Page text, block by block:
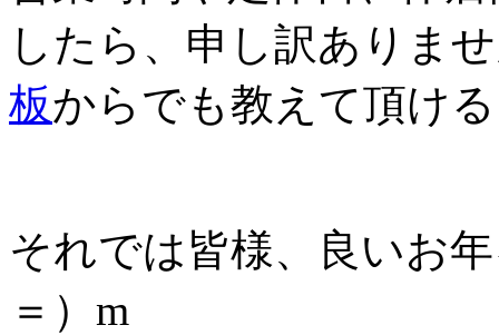
したら、申し訳ありま
板からでも教えて頂け
それでは皆様、良いお
＝）m